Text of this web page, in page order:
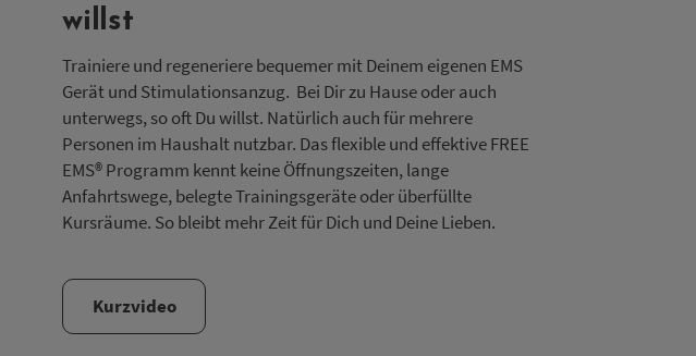
willst
Trainiere und regeneriere bequemer mit Deinem eigenen EMS
Gerät und Stimulationsanzug. Bei Dir zu Hause oder auch
unterwegs, so oft Du willst. Natürlich auch für mehrere
Personen im Haushalt nutzbar. Das flexible und effektive FREE
EMS® Programm kennt keine Öffnungszeiten, lange
Anfahrtswege, belegte Trainingsgeräte oder überfüllte
Kursräume. So bleibt mehr Zeit für Dich und Deine Lieben.
Kurzvideo